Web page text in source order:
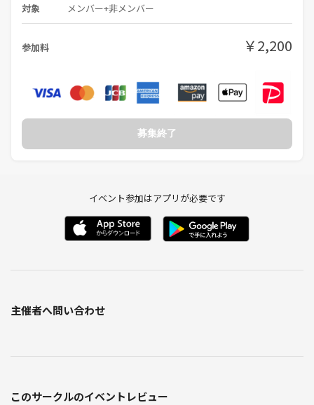
対象 メンバー+非メンバー
参加料 ￥2,200
募集終了
イベント参加はアプリが必要です
主催者へ問い合わせ
このサークルのイベントレビュー